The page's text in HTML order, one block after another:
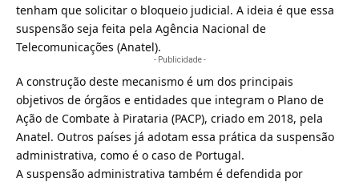
tenham que solicitar o bloqueio judicial. A ideia é que essa
suspensão seja feita pela Agência Nacional de
Telecomunicações (Anatel).
- Publicidade -
A construção deste mecanismo é um dos principais
objetivos de órgãos e entidades que integram o Plano de
Ação de Combate à Pirataria (PACP), criado em 2018, pela
Anatel. Outros países já adotam essa prática da suspensão
administrativa, como é o caso de Portugal.
A suspensão administrativa também é defendida por